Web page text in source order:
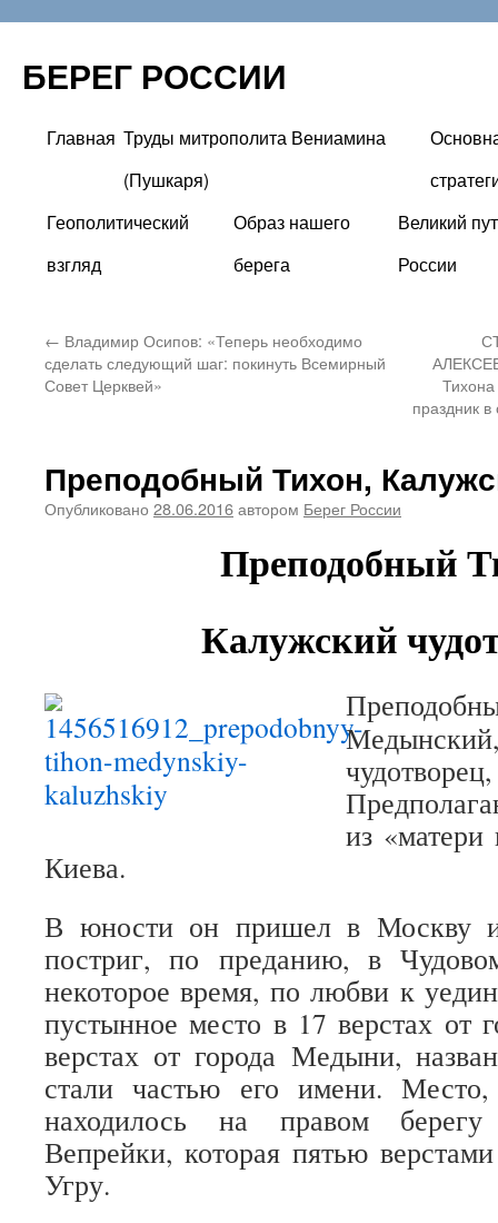
БЕРЕГ РОССИИ
Перейти
содержимому
Главная Труды митрополита Вениамина
(Пушкаря)
Геополитический
взгляд
Образ нашего
берега
Великий
России
← Владимир Осипов: «Теперь необходимо
сделать следующий шаг: покинуть Всемирный
Совет Церквей»
праздник
Преподобный Тихон,
Опубликовано 28.06.2016автором Берег России
Преподобный
Калужский
из
Киева.
В юности он пришел в Москву
постриг, по преданию, в
некоторое время, по любви к
пустынное место в 17 верстах от
верстах от города Медыни,
стали частью его имени.
находилось на правом
Вепрейки, которая пятью
Угру.